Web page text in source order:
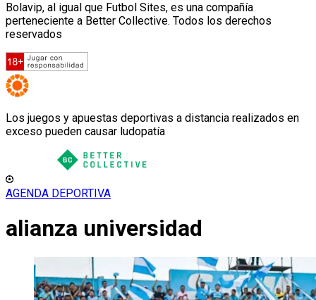
Bolavip, al igual que Futbol Sites, es una compañía
perteneciente a Better Collective. Todos los derechos
reservados
Los juegos y apuestas deportivas a distancia realizados en
exceso pueden causar ludopatía
AGENDA DEPORTIVA
alianza universidad